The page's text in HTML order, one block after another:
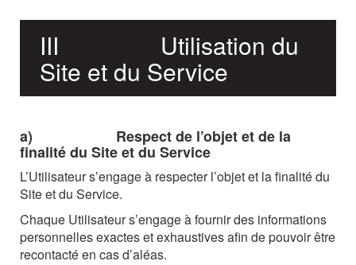
III Utilisation du
Site et du Service
a) Respectde l’objetetde la
finalitédu Siteetdu Service
L’Utilisateurs’engageà respecter l’objetet lafinalitédu
Siteetdu Service.
Chaque Utilisateur s’engage à fournir des informations
personnelles exactes et exhaustives afin de pouvoir être
recontacté en cas d’aléas.